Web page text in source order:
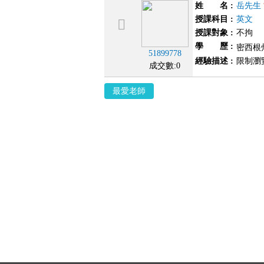
51899778
成交數:0
姓 名 : 岳先生
授課科目 : 英文
授課對象 : 不拘
學 歷 : 密西根
經驗描述 : 限制
最愛老師